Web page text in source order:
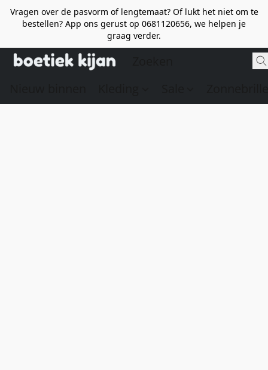
Vragen over de pasvorm of lengtemaat? Of lukt het niet om te
bestellen? App ons gerust op 0681120656, we helpen je
graag verder.